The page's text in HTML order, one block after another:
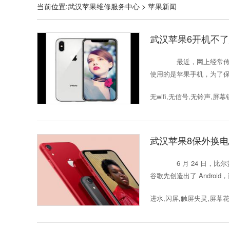
当前位置:武汉苹果维修服务中心 > 苹果新闻
武汉苹果6开机不
最近，网上经常传
使用的是苹果手机，为了
无wifi,无信号,无铃声,屏幕
武汉苹果8保外换
6 月 24 日，比尔
谷歌先创造出了 Android
进水,闪屏,触屏失灵,屏幕